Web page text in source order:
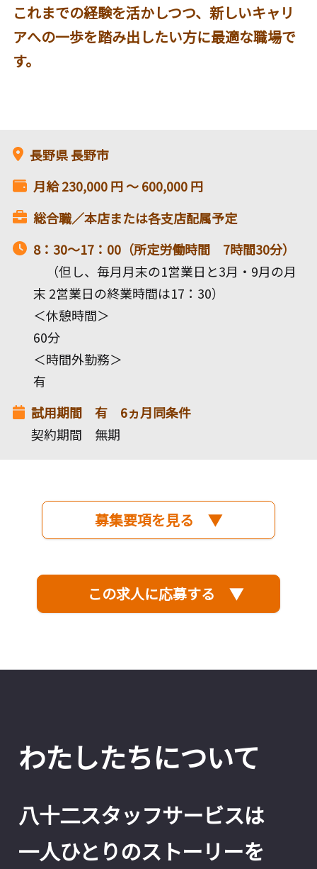
これまでの経験を活かしつつ、新しいキャリ
アへの一歩を踏み出したい方に最適な職場で
す。
長野県長野市
月給 230,000 円 〜 600,000円
総合職／本店または各支店配属予定
8：30～17：00（所定労働時間 7時間30分）
（但し、毎月月末の1営業日と3月・9月の月
末 2営業日の終業時間は17：30）
＜休憩時間＞
60分
＜時間外勤務＞
有
試用期間 有 6ヵ月同条件
契約期間 無期
募集要項を見る ▼
この求人に応募する ▼
わたしたちについて
八十二スタッフサービスは
一人ひとりのストーリーを